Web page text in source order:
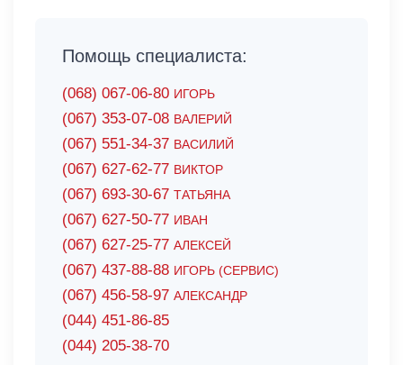
Помощь специалиста:
(068) 067-06-80 ИГОРЬ
(067) 353-07-08 ВАЛЕРИЙ
(067) 551-34-37 ВАСИЛИЙ
(067) 627-62-77 ВИКТОР
(067) 693-30-67 ТАТЬЯНА
(067) 627-50-77 ИВАН
(067) 627-25-77 АЛЕКСЕЙ
(067) 437-88-88 ИГОРЬ (СЕРВИС)
(067) 456-58-97 АЛЕКСАНДР
(044) 451-86-85
(044) 205-38-70